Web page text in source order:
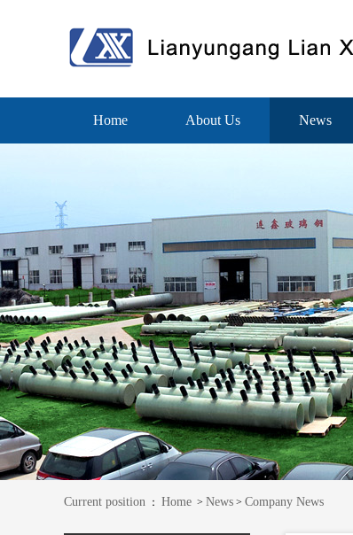
Home About Us News
Current position ： Home > News > Company News